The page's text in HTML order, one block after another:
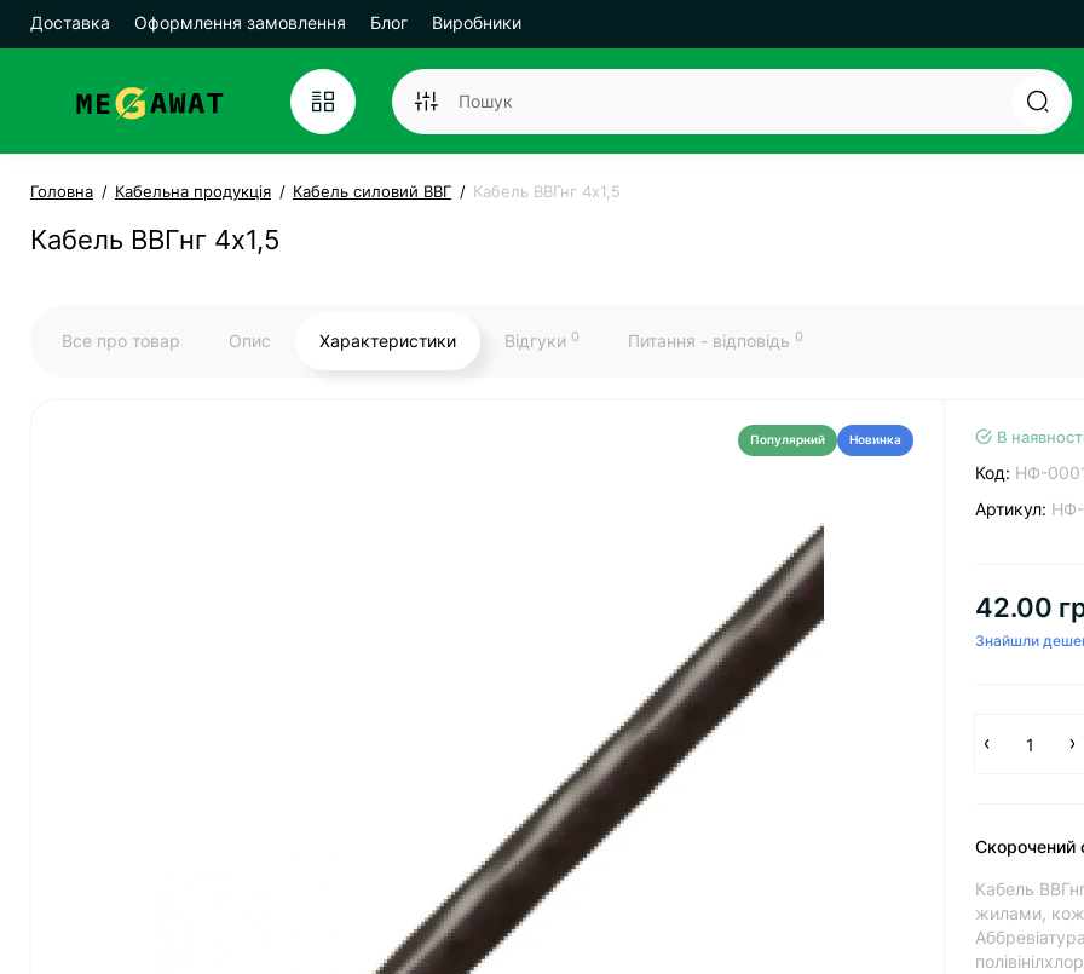
Доставка Оформлення замовлення Блог Виробники
Головна Кабельна продукція Кабель силовий ВВГ Кабель ВВГнг 4х1,5
Кабель ВВГнг 4х1,5
Все про товар Опис Характеристики Відгуки 0 Питання - відповідь 0
Популярний Новинка В
Код: НФ-
Артикул:
42.00
Знайшли
Скорочений
Кабель
жилами,